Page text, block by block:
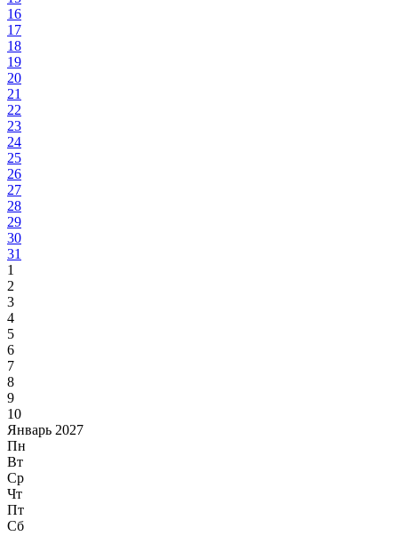
16
17
18
19
20
21
22
23
24
25
26
27
28
29
30
31
1
2
3
4
5
6
7
8
9
10
Январь 2027
Пн
Вт
Ср
Чт
Пт
Сб